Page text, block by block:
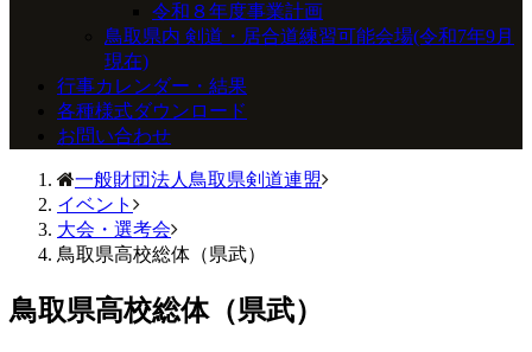
令和８年度事業計画
鳥取県内 剣道・居合道練習可能会場(令和7年9月
現在)
行事カレンダー・結果
各種様式ダウンロード
お問い合わせ
一般財団法人鳥取県剣道連盟
イベント
大会・選考会
鳥取県高校総体（県武）
鳥取県高校総体（県武）